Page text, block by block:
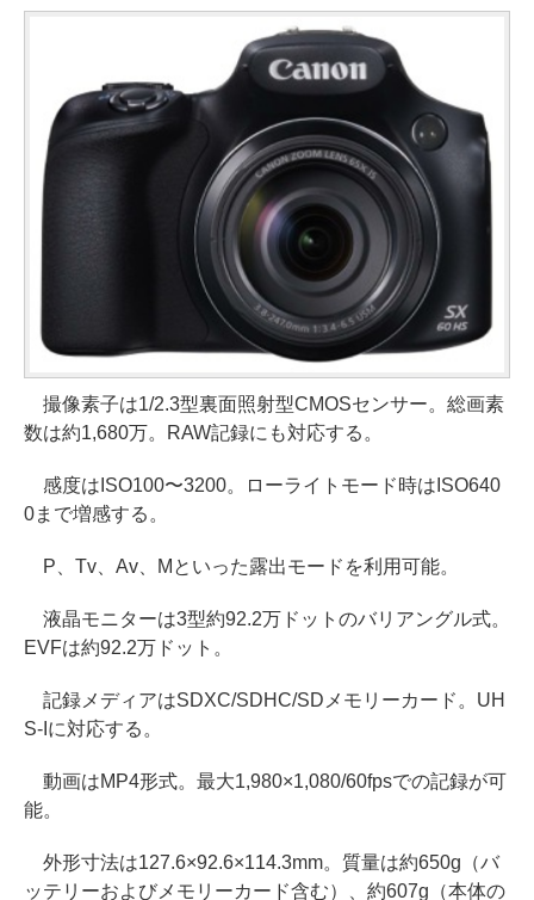
撮像素子は1/2.3型裏面照射型CMOSセンサー。総画素
数は約1,680万。RAW記録にも対応する。
感度はISO100〜3200。ローライトモード時はISO640
0まで増感する。
P、Tv、Av、Mといった露出モードを利用可能。
液晶モニターは3型約92.2万ドットのバリアングル式。
EVFは約92.2万ドット。
記録メディアはSDXC/SDHC/SDメモリーカード。UH
S-Iに対応する。
動画はMP4形式。最大1,980×1,080/60fpsでの記録が可
能。
外形寸法は127.6×92.6×114.3mm。質量は約650g（バ
ッテリーおよびメモリーカード含む）、約607g（本体の